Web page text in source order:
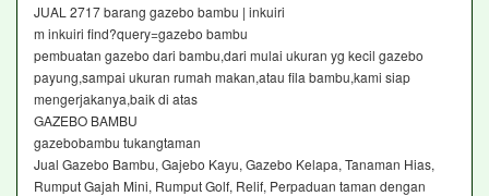
JUAL 2717 barang gazebo bambu | inkuiri
m inkuiri find?query=gazebo bambu
pembuatan gazebo dari bambu,dari mulai ukuran yg kecil gazebo
payung,sampai ukuran rumah makan,atau fila bambu,kami siap
mengerjakanya,baik di atas
GAZEBO BAMBU
gazebobambu tukangtaman
Jual Gazebo Bambu, Gajebo Kayu, Gazebo Kelapa, Tanaman Hias,
Rumput Gajah Mini, Rumput Golf, Relif, Perpaduan taman dengan